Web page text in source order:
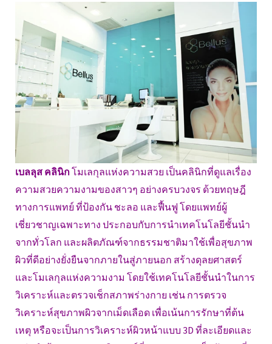
เบลลุส คลินิกโมเลกุลแห่งความสวย เป็นคลินิกที่ดูแลเรื่อง
ความสวยความงามของสาวๆ อย่างครบวงจร ด้วยทฤษฎี
ทางการแพทย์ ที่ป้องกัน ชะลอ และฟื้นฟู โดยแพทย์ผู้
เชี่ยวชาญเฉพาะทาง ประกอบกับการนำเทคโนโลยีชั้นนำ
จากทั่วโลก และผลิตภัณฑ์จากธรรมชาติมาใช้เพื่อสุขภาพ
ผิวที่ดีอย่างยั่งยืนจากภายในสู่ภายนอก สร้างดุลยศาสตร์
และโมเลกุลแห่งความงาม โดยใช้เทคโนโลยีชั้นนำในการ
วิเคราะห์และตรวจเช็กสภาพร่างกาย เช่น การตรวจ
วิเคราะห์สุขภาพผิวจากเม็ดเลือด เพื่อเน้นการรักษาที่ต้น
เหตุ หรือจะเป็นการวิเคราะห์ผิวหน้าแบบ 3D ที่ละเอียดและ